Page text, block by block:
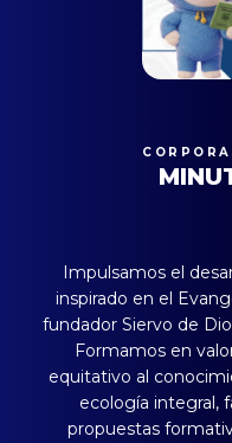
Impulsamos el
inspirado en el
fundador Siervo de
Formamos en
equitativo al
ecología integral,
propuestas